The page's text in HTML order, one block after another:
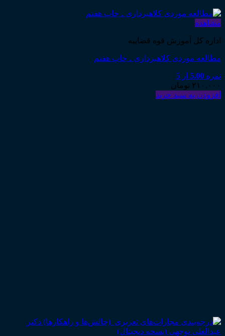
مشاهده
اداره کل آموزش قوه قضاییه
مطالعه موردی کلاهبرداری ـ چاپ هفتم
نمره 5.00 از 5
۲۱۰,۰۰۰ تومان
افزودن به سبد خرید